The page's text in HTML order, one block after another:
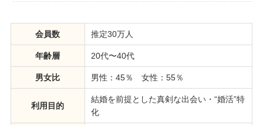
会員数 推定30万人
年齢層 20代〜40代
男女比 男性：45％ 女性：55％
利用目的
結婚を前提とした真剣な出会い・“婚活”特
化